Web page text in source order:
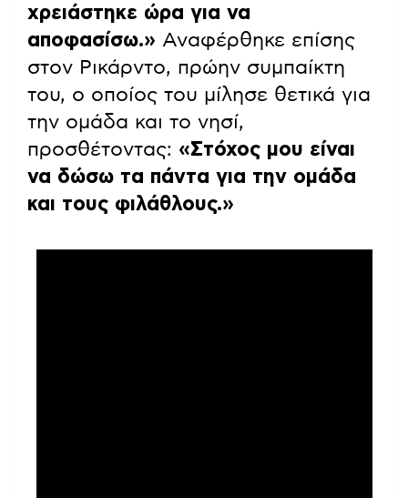
χρειάστηκε ώρα για να
αποφασίσω.» Αναφέρθηκε επίσης
στον Ρικάρντο, πρώην συμπαίκτη
του, ο οποίος του μίλησε θετικά για
την ομάδα και το νησί,
προσθέτοντας: «Στόχος μου είναι
να δώσω τα πάντα για την ομάδα
και τους φιλάθλους.»